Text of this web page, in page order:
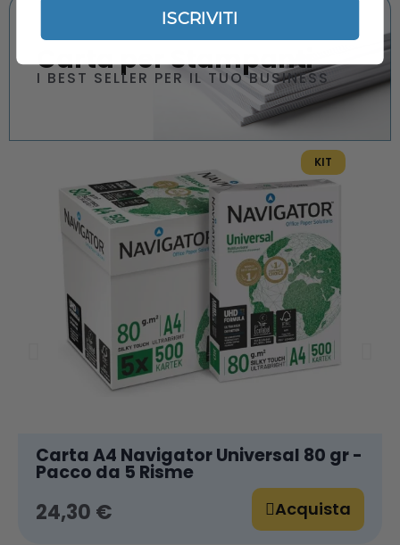
Carta per Stampanti
I BEST SELLER PER IL TUO BUSINESS
KIT
Carta A4 Navigator Universal 80 gr -
Pacco da 5 Risme
24,30 € Acquista
ISCRIVITI